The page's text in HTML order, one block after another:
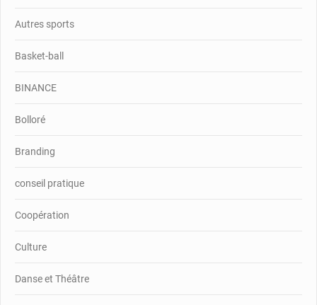
Autres sports
Basket-ball
BINANCE
Bolloré
Branding
conseil pratique
Coopération
Culture
Danse et Théâtre